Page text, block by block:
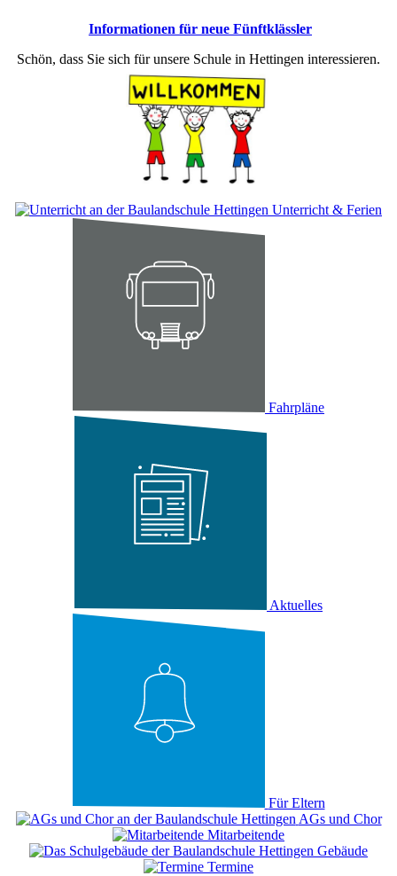
Informationen für neue Fünftklässler
Schön, dass Sie sich für unsere Schule in Hettingen interessieren.
Unterricht & Ferien
Fahrpläne
Aktuelles
Für Eltern
AGs und Chor
Mitarbeitende
Gebäude
Termine